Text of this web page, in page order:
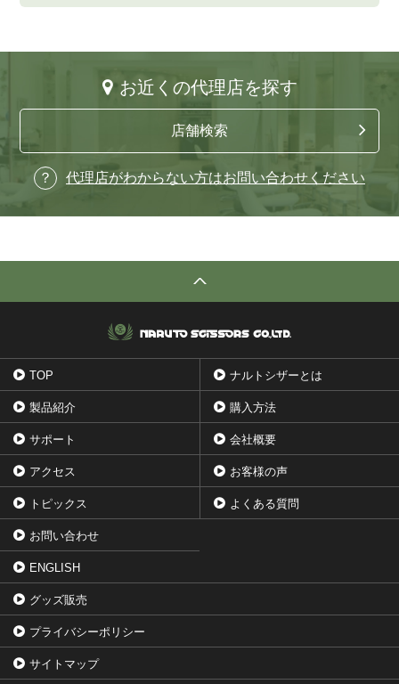
お近くの代理店を探す
店舗検索
代理店がわからない方はお問い合わせください
TOP ナルトシザーとは
製品紹介 購入方法
サポート 会社概要
アクセス お客様の声
トピックス よくある質問
お問い合わせ
ENGLISH
グッズ販売
プライバシーポリシー
サイトマップ